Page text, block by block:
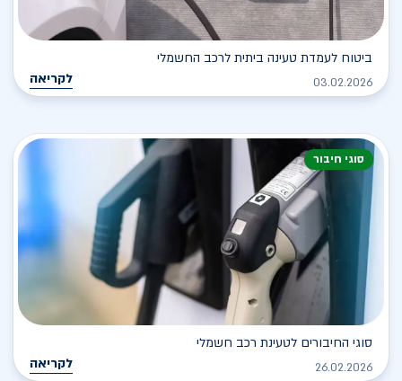
ביטוח לעמדת טעינה ביתית לרכב החשמלי
03.02.2026 לקריאה
סוגי חיבור
סוגי החיבורים לטעינת רכב חשמלי
26.02.2026 לקריאה